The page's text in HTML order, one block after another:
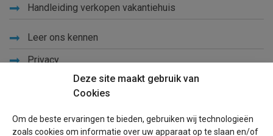
Deze site maakt gebruik van
Cookies
Om de beste ervaringen te bieden, gebruiken wij technologieën
zoals cookies om informatie over uw apparaat op te slaan en/of
Handleiding verkopen vakantiehuis
Leer ons kennen
Privacy
Blog